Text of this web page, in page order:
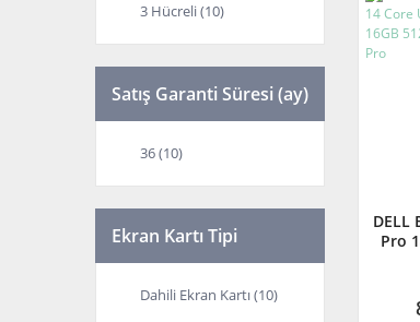
3 Hücreli (10)
Satış Garanti Süresi (ay)
36 (10)
Ekran Kartı Tipi
Dahili Ekran Kartı (10)
DELL
Pro